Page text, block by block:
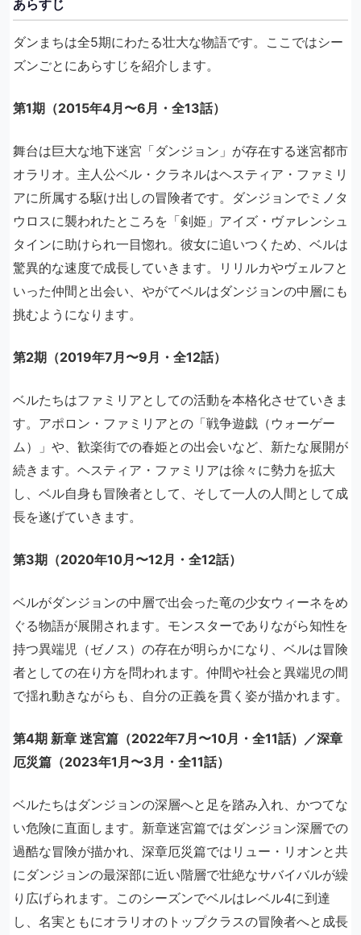
あらすじ
ダンまちは全5期にわたる壮大な物語です。ここではシー
ズンごとにあらすじを紹介します。
第1期（2015年4月〜6月・全13話）
舞台は巨大な地下迷宮「ダンジョン」が存在する迷宮都市
オラリオ。主人公ベル・クラネルはヘスティア・ファミリ
アに所属する駆け出しの冒険者です。ダンジョンでミノタ
ウロスに襲われたところを「剣姫」アイズ・ヴァレンシュ
タインに助けられ一目惚れ。彼女に追いつくため、ベルは
驚異的な速度で成長していきます。リリルカやヴェルフと
いった仲間と出会い、やがてベルはダンジョンの中層にも
挑むようになります。
第2期（2019年7月〜9月・全12話）
ベルたちはファミリアとしての活動を本格化させていきま
す。アポロン・ファミリアとの「戦争遊戯（ウォーゲー
ム）」や、歓楽街での春姫との出会いなど、新たな展開が
続きます。ヘスティア・ファミリアは徐々に勢力を拡大
し、ベル自身も冒険者として、そして一人の人間として成
長を遂げていきます。
第3期（2020年10月〜12月・全12話）
ベルがダンジョンの中層で出会った竜の少女ウィーネをめ
ぐる物語が展開されます。モンスターでありながら知性を
持つ異端児（ゼノス）の存在が明らかになり、ベルは冒険
者としての在り方を問われます。仲間や社会と異端児の間
で揺れ動きながらも、自分の正義を貫く姿が描かれます。
第4期 新章 迷宮篇（2022年7月〜10月・全11話）／深章
厄災篇（2023年1月〜3月・全11話）
ベルたちはダンジョンの深層へと足を踏み入れ、かつてな
い危険に直面します。新章迷宮篇ではダンジョン深層での
過酷な冒険が描かれ、深章厄災篇ではリュー・リオンと共
にダンジョンの最深部に近い階層で壮絶なサバイバルが繰
り広げられます。このシーズンでベルはレベル4に到達
し、名実ともにオラリオのトップクラスの冒険者へと成長